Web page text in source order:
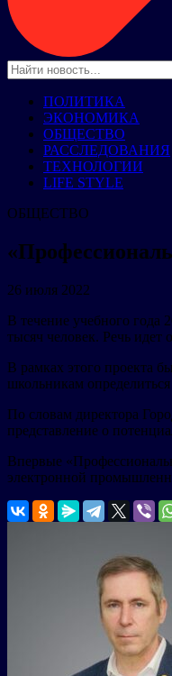
ПОЛИТИКА
ЭКОНОМИКА
ОБЩЕСТВО
РАССЛЕДОВАНИЯ
ТЕХНОЛОГИИ
LIFE STYLE
ОБЩЕСТВО
26 июля 2022
В течение учебного года
тысяч человек. Речь идет
В рамках этого проекта
школьникам
По словам директора
представление о
Впервые
электронной